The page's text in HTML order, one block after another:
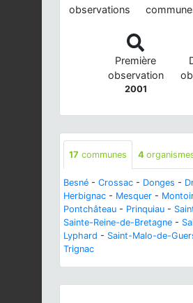
observations
Première
observation
2001
17 communes 4
Besné - Crossac - Donges -
Herbignac - Mesquer -
Pontchâteau - Prinquiau -
Sainte-Reine-de-Bretagne -
Lyphard - Saint-Malo-de-
Trignac